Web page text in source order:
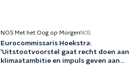
NOS Met het Oog op Morgen NOS
Eurocommissaris Hoekstra:
'Uitstootvoorstel gaat recht doen aan
klimaatambitie en impuls geven aan